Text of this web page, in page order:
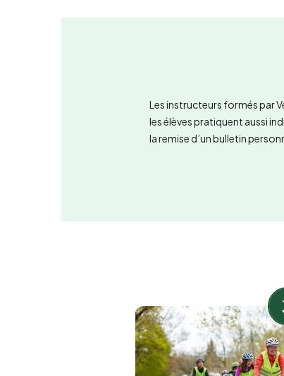
Les instructeurs formés par
les élèves pratiquent aussi
la remise d’un bulletin